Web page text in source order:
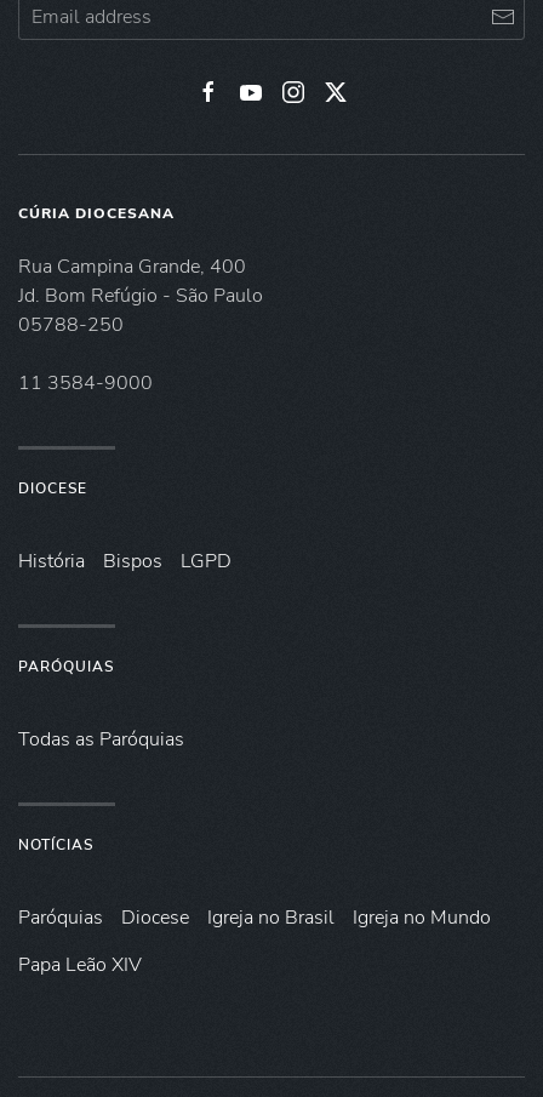
CÚRIA DIOCESANA
Rua Campina Grande, 400
Jd. Bom Refúgio - São Paulo
05788-250
11 3584-9000
DIOCESE
História Bispos LGPD
PARÓQUIAS
Todas as Paróquias
NOTÍCIAS
Paróquias Diocese Igreja no Brasil
Igreja no Mundo
Papa Leão XIV